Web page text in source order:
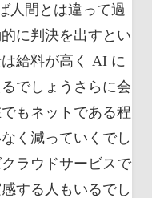
人間とは違って過
に判決を出すとい
給料が高く AI に
でしょうさらに会
もネットである程
く減っていくでし
ラウドサービスで
する人もいるでし